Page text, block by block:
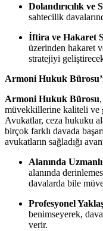
Dolandırıcılık ve
sahtecilik
İftira ve Hakaret
üzerinden hakaret
stratejiyi
Armoni Hukuk
Armoni Hukuk Bürosu
müvekkillerine kaliteli ve
Avukatlar, ceza hukuku
birçok farklı davada
avukatların sağladığı
Alanında
alanında
davalarda bile
Profesyonel
benimseyerek,
verir.